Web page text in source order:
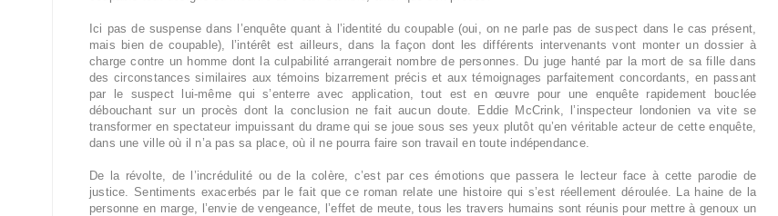
Ici pas de suspense dans l’enquête quant à l’identité du coupable (oui, on ne parle pas de suspect dans le cas présent,
mais bien de coupable), l’intérêt est ailleurs, dans la façon dont les différents intervenants vont monter un dossier à
charge contre un homme dont la culpabilité arrangerait nombre de personnes. Du juge hanté par la mort de sa fille dans
des circonstances similaires aux témoins bizarrement précis et aux témoignages parfaitement concordants, en passant
par le suspect lui-même qui s’enterre avec application, tout est en œuvre pour une enquête rapidement bouclée
débouchant sur un procès dont la conclusion ne fait aucun doute. Eddie McCrink, l’inspecteur londonien va vite se
transformer en spectateur impuissant du drame qui se joue sous ses yeux plutôt qu’en véritable acteur de cette enquête,
dans une ville où il n’a pas sa place, où il ne pourra faire son travail en toute indépendance.
De la révolte, de l’incrédulité ou de la colère, c’est par ces émotions que passera le lecteur face à cette parodie de
justice. Sentiments exacerbés par le fait que ce roman relate une histoire qui s’est réellement déroulée. La haine de la
personne en marge, l’envie de vengeance, l’effet de meute, tous les travers humains sont réunis pour mettre à genoux un